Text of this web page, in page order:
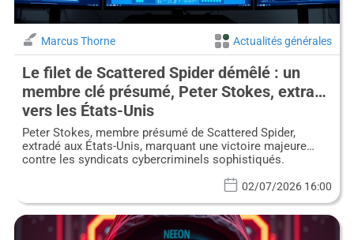
Marcus Thorne Actualités générales
Le filet de Scattered Spider démêlé : un
membre clé présumé, Peter Stokes, extradé
vers les États-Unis
Peter Stokes, membre présumé de Scattered Spider,
extradé aux États-Unis, marquant une victoire majeure
contre les syndicats cybercriminels sophistiqués.
02/07/2026 16:00